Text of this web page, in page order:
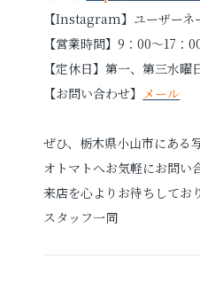
【Instagram】ユーザー
【営業時間】9：00～17：
【定休日】第一、第三水
【お問い合わせ】 メール
ぜひ、栃木県小山市にある
オトマトへお気軽にお問い
来店を心よりお待ちしてお
スタッフ一同